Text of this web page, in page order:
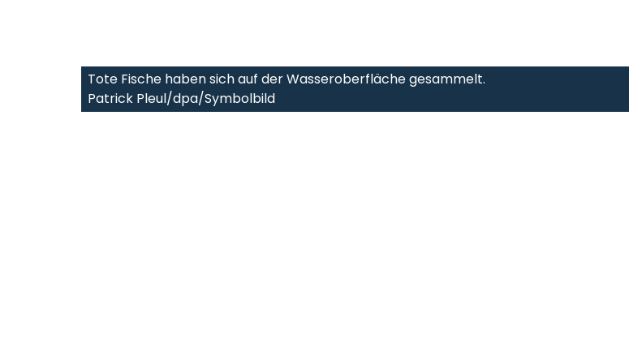
Tote Fische haben sich auf der Wasseroberfläche gesammelt.
Patrick Pleul/dpa/Symbolbild